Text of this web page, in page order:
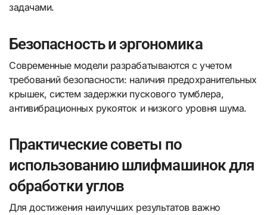
задачами.
Безопасность и эргономика
Современные модели разрабатываются с учетом
требований безопасности: наличия предохранительных
крышек, систем задержки пускового тумблера,
антивибрационных рукояток и низкого уровня шума.
Практические советы по
использованию шлифмашинок для
обработки углов
Для достижения наилучших результатов важно